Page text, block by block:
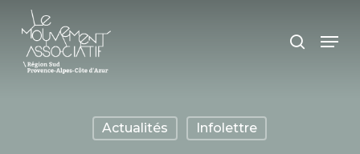
main
search
Menu
Actualités Infolettre
Panneau de gestion des cookies